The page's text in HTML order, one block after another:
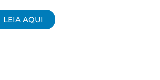
LEIA AQUI